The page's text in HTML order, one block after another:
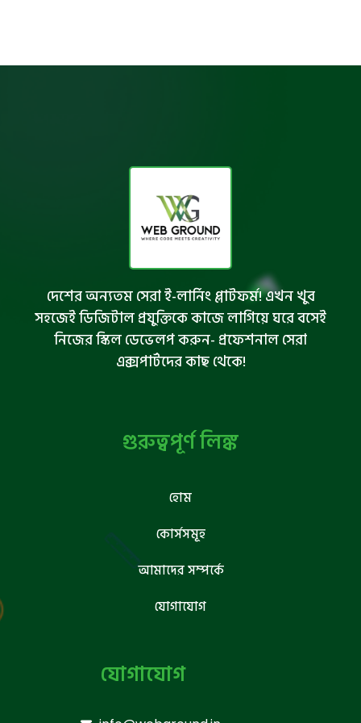
দেশের অন্যতম সেরা ই-লার্নিং প্লাটফর্ম! এখন খুব
সহজেই ডিজিটাল প্রযুক্তিকে কাজে লাগিয়ে ঘরে বসেই
নিজের স্কিল ডেভেলপ করুন- প্রফেশনাল সেরা
এক্সপার্টদের কাছ থেকে!
গুরুত্বপূর্ণ লিঙ্ক
হোম
কোর্সসমূহ
আমাদের সম্পর্কে
যোগাযোগ
যোগাযোগ